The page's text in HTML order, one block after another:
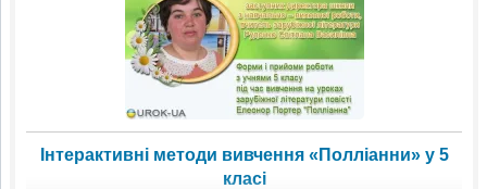
Інтерактивні методи вивчення «Полліанни» у 5
класі